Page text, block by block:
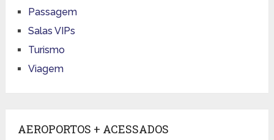
Passagem
Salas VIPs
Turismo
Viagem
AEROPORTOS + ACESSADOS